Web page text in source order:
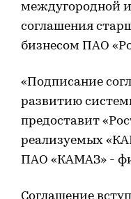
междугородной
соглашения
бизнесом ПАО
«Подписание
развитию
предоставит
реализуемых
ПАО «КАМАЗ» -